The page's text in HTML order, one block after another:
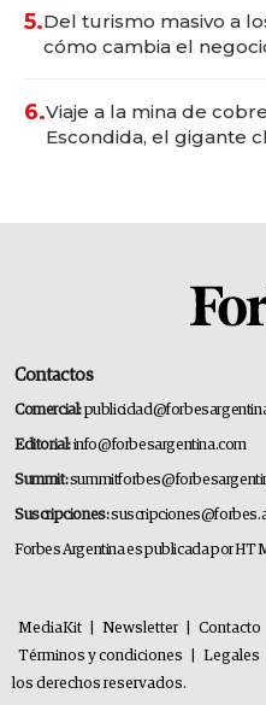
5.Del turismo masivo a
cómo cambia el
6.Viaje a la mina de
Escondida, el gigante
Contactos
Comercial:
Editorial:info@forbesargentina.com
Summit:
Suscripciones:
Forbes Argentina es publicada por HT
MediaKit Newsletter Contacto
Términos y condiciones
Legales
los derechos reservados.